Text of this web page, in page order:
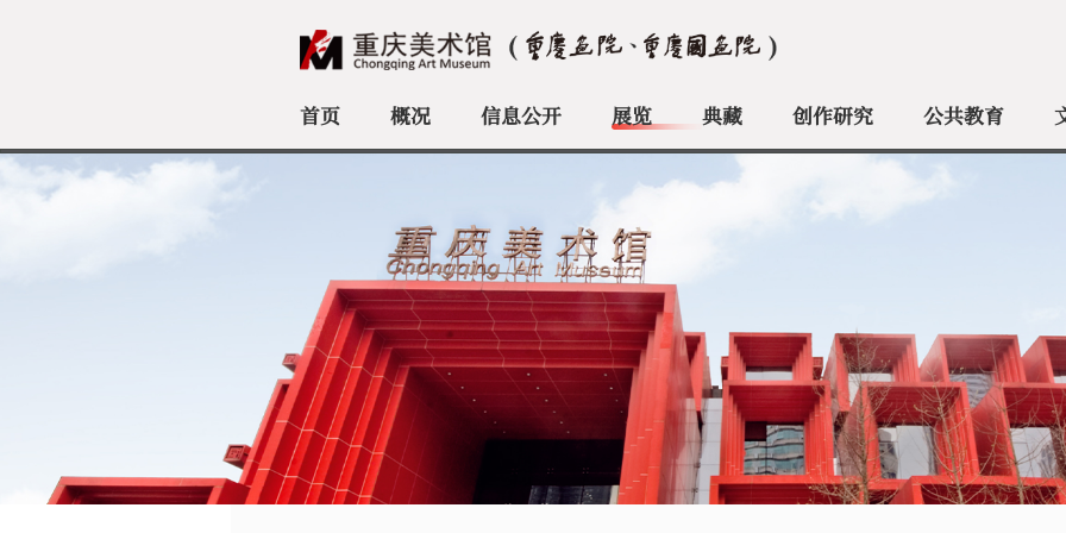
首页 概况 信息公开 展览 典藏 创作研究 公共教育